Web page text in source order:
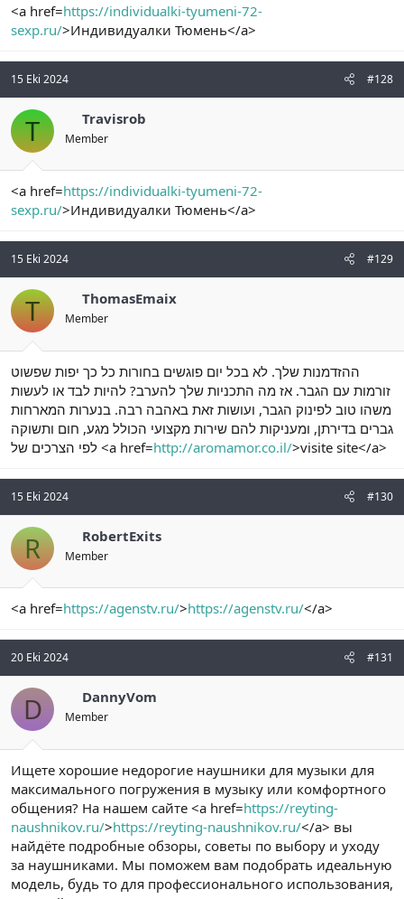
<a href=https://individualki-tyumeni-72-
sexp.ru/>Индивидуалки Тюмень</a>
15 Eki 2024 #128
T Travisrob
Member
<a href=https://individualki-tyumeni-72-
sexp.ru/>Индивидуалки Тюмень</a>
15 Eki 2024 #129
T ThomasEmaix
Member
ההזדמנות שלך. לא בכל יום פוגשים בחורות כל כך יפות שפשוט
זורמות עם הגבר. אז מה התכניות שלך להערב? להיות לבד או לעשות
משהו טוב לפינוק הגבר, ועושות זאת באהבה רבה. בנערות המארחות
גברים בדירתן, ומעניקות להם שירות מקצועי הכולל מגע, חום ותשוקה
לפי הצרכים של <a href=http://aromamor.co.il/>visite site</a>
15 Eki 2024 #130
R RobertExits
Member
<a href=https://agenstv.ru/>https://agenstv.ru/</a>
20 Eki 2024 #131
D DannyVom
Member
Ищете хорошие недорогие наушники для музыки для
максимального погружения в музыку или комфортного
общения? На нашем сайте <a href=https://reyting-
naushnikov.ru/>https://reyting-naushnikov.ru/</a> вы
найдёте подробные обзоры, советы по выбору и уходу
за наушниками. Мы поможем вам подобрать идеальную
модель, будь то для профессионального использования,